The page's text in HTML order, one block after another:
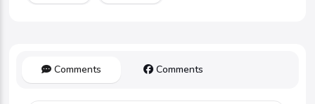
Comments Comments